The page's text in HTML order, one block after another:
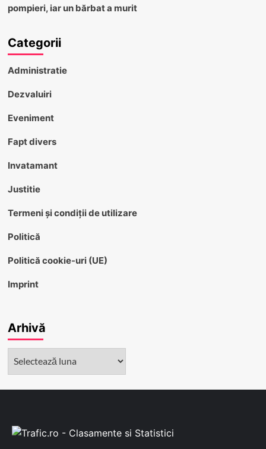
pompieri, iar un bărbat a murit
Categorii
Administratie
Dezvaluiri
Eveniment
Fapt divers
Invatamant
Justitie
Termeni și condiții de utilizare
Politică
Politică cookie-uri (UE)
Imprint
Arhivă